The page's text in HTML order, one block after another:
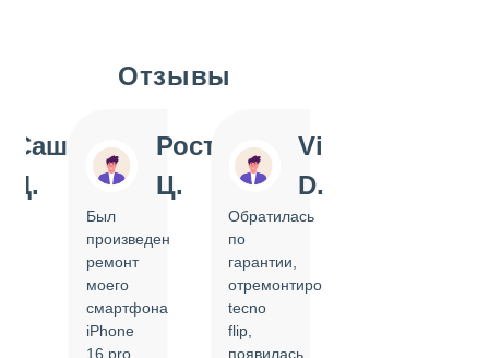
Отзывы
Саша
Д.
Ростислав
Ц.
Был
произведен
ремонт
моего
смартфона
iPhone
16 pro,
Vi
D.
Обратилась
по
гарантии,
отремонтировать
tecno
flip,
появилась